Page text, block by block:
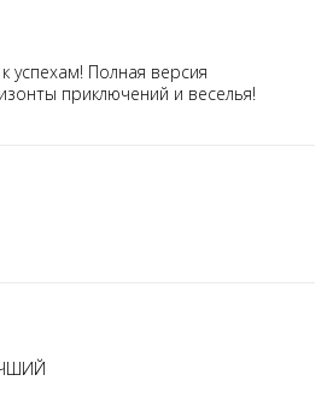
успехам! Полная версия
приключений и веселья!